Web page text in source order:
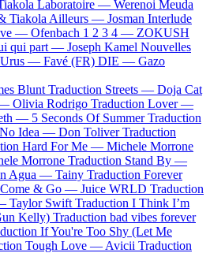
Laboratoire — Werenoi Meuda
Tiakola Ailleurs — Josman Interlude
— Ofenbach 1 2 3 4 — ZOKUSH
qui part — Joseph Kamel Nouvelles
Urus — Favé (FR) DIE — Gazo
Blunt Traduction Streets — Doja Cat
— Olivia Rodrigo Traduction Lover —
— 5 Seconds Of Summer Traduction
Idea — Don Toliver Traduction
Hard For Me — Michele Morrone
Morrone Traduction Stand By —
Agua — Tainy Traduction Forever
Come & Go — Juice WRLD Traduction
Taylor Swift Traduction I Think I’m
Kelly) Traduction bad vibes forever
If You're Too Shy (Let Me
Tough Love — Avicii Traduction